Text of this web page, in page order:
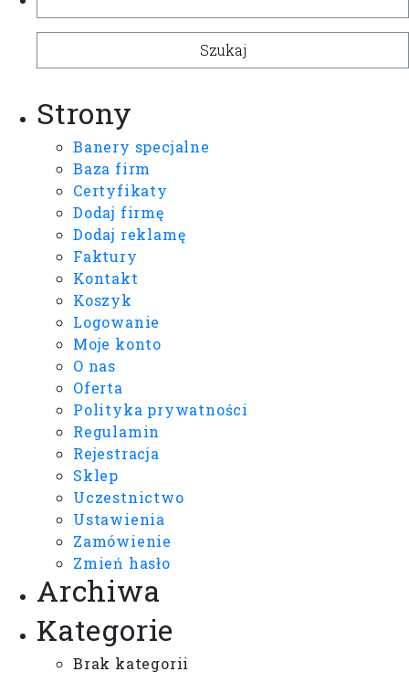
Strony
Banery specjalne
Baza firm
Certyfikaty
Dodaj firmę
Dodaj reklamę
Faktury
Kontakt
Koszyk
Logowanie
Moje konto
O nas
Oferta
Polityka prywatności
Regulamin
Rejestracja
Sklep
Uczestnictwo
Ustawienia
Zamówienie
Zmień hasło
Archiwa
Kategorie
Brak kategorii